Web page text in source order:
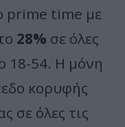
prime time με
28% σε όλες
18-54. Η μόνη
κορυφής
σε όλες τις